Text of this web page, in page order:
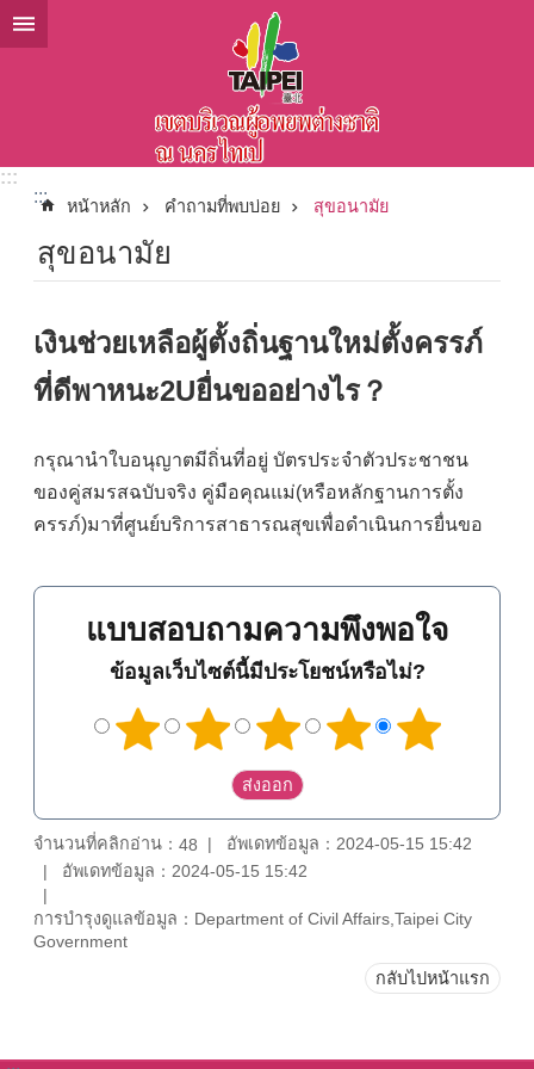
ข้ามไปที่บล็อกเนื้อหาหลัก
:::
:::
หน้าหลัก คำถามที่พบบ่อย สุขอนามัย
สุขอนามัย
เงินช่วยเหลือผู้ตั้งถิ่นฐานใหม่ตั้งครรภ์
ที่ดีพาหนะ2Uยื่นขออย่างไร？
กรุณานำใบอนุญาตมีถิ่นที่อยู่ บัตรประจำตัวประชาชน
ของคู่สมรสฉบับจริง คู่มือคุณแม่(หรือหลักฐานการตั้ง
ครรภ์)มาที่ศูนย์บริการสาธารณสุขเพื่อดำเนินการยื่นขอ
แบบสอบถามความพึงพอใจ
ข้อมูลเว็บไซต์นี้มีประโยชน์หรือไม่?
จำนวนที่คลิกอ่าน： 48
อัพเดทข้อมูล：2024-05-15 15:42
อัพเดทข้อมูล：2024-05-15 15:42
การบำรุงดูแลข้อมูล：Department of Civil Affairs,Taipei City
Government
กลับไปหน้าแรก